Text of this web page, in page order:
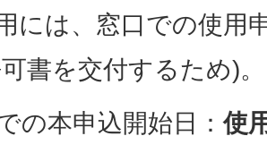
には、窓口での使用
書を交付するため)。
の本申込開始日：使